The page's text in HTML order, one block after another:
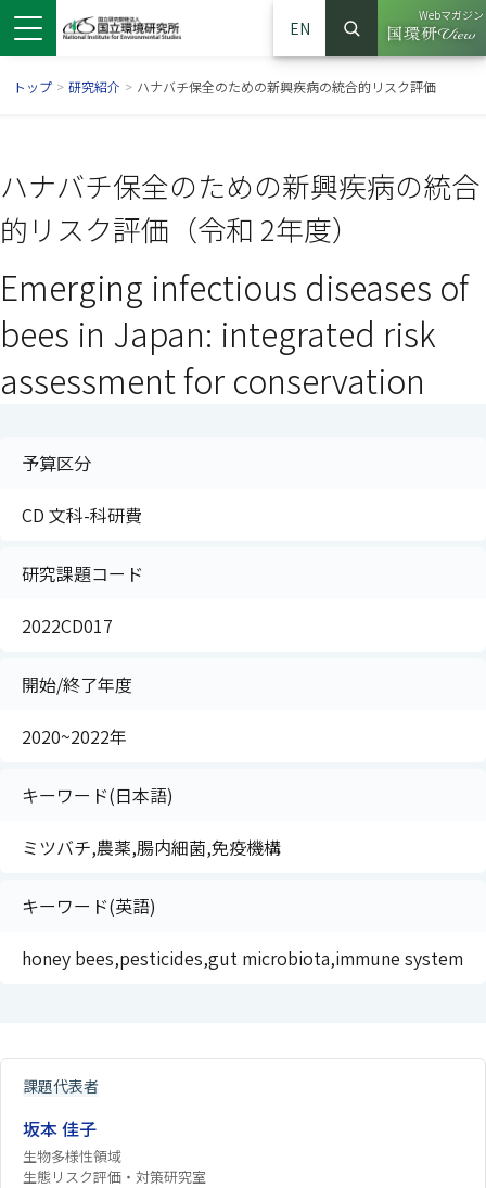
ドウで開きます）
ンドウで開きます）
ウインドウで開きます）
EN
サイト内検索
検索
Webマガジン
（別ウイ
トップ > 研究紹介 > ハナバチ保全のための新興疾病の統合的リスク評価
ハナバチ保全のための新興疾病の統合
的リスク評価（令和 2年度）
Emerging infectious diseases of
bees in Japan: integrated risk
assessment for conservation
予算区分
CD 文科-科研費
研究課題コード
2022CD017
開始/終了年度
2020~2022年
キーワード(日本語)
ミツバチ,農薬,腸内細菌,免疫機構
キーワード(英語)
honey bees,pesticides,gut microbiota,immune system
課題代表者
坂本 佳子
生物多様性領域
生態リスク評価・対策研究室